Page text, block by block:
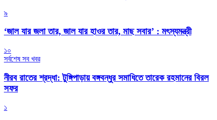
৯
‘জাল যার জলা তার, জাল যার হাওর তার, মাছ সবার’ : মৎস্যমন্ত্রী
১০
সর্বশেষ সব খবর
নীরব রাতের শ্রদ্ধা: টুঙ্গিপাড়ায় বঙ্গবন্ধুর সমাধিতে তারেক রহমানের বিরল
সফর
১